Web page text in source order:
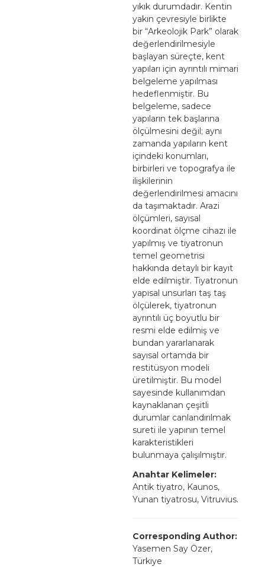
yıkık durumdadır. Kentin
yakın çevresiyle birlikte
bir “Arkeolojik Park” olarak
değerlendirilmesiyle
başlayan süreçte, kent
yapıları için ayrıntılı mimari
belgeleme yapılması
hedeflenmiştir. Bu
belgeleme, sadece
yapıların tek başlarına
ölçülmesini değil; aynı
zamanda yapıların kent
içindeki konumları,
birbirleri ve topografya ile
ilişkilerinin
değerlendirilmesi amacını
da taşımaktadır. Arazi
ölçümleri, sayısal
koordinat ölçme cihazı ile
yapılmış ve tiyatronun
temel geometrisi
hakkında detaylı bir kayıt
elde edilmiştir. Tiyatronun
yapısal unsurları taş taş
ölçülerek, tiyatronun
ayrıntılı üç boyutlu bir
resmi elde edilmiş ve
bundan yararlanarak
sayısal ortamda bir
restitüsyon modeli
üretilmiştir. Bu model
sayesinde kullanımdan
kaynaklanan çeşitli
durumlar canlandırılmak
sureti ile yapının temel
karakteristikleri
bulunmaya çalışılmıştır.
Anahtar Kelimeler:
Antik tiyatro, Kaunos,
Yunan tiyatrosu, Vitruvius.
Corresponding Author:
Yasemen Say Özer,
Türkiye